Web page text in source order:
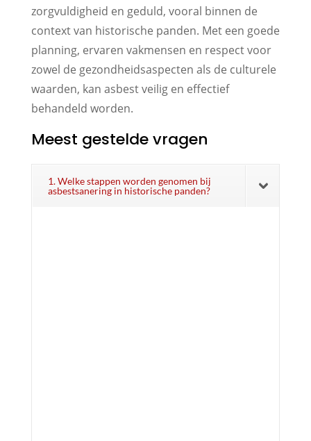
zorgvuldigheid en geduld, vooral binnen de
context van historische panden. Met een goede
planning, ervaren vakmensen en respect voor
zowel de gezondheidsaspecten als de culturele
waarden, kan asbest veilig en effectief
behandeld worden.
Meest gestelde vragen
1. Welke stappen worden genomen bij
asbestsanering in historische panden?